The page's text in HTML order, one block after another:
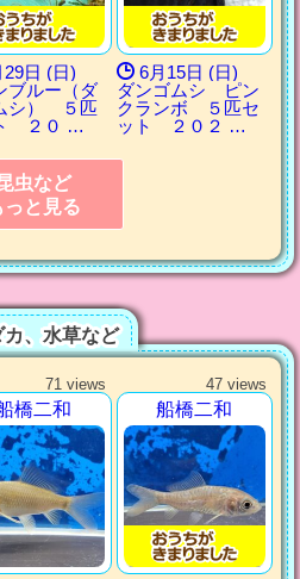
29日 (日)
ブルー（ダ
シ） ５匹
２０ …
6月15日 (日)
ダンゴムシ ピン
クランボ ５匹セ
ット ２０２ …
虫など
っと見る
、水草など
71 views
橋二和
47 views
船橋二和